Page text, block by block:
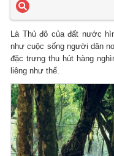
Là Thủ đô của đất nước
như cuộc sống người dân
đặc trưng thu hút hàng
liêng như thế.